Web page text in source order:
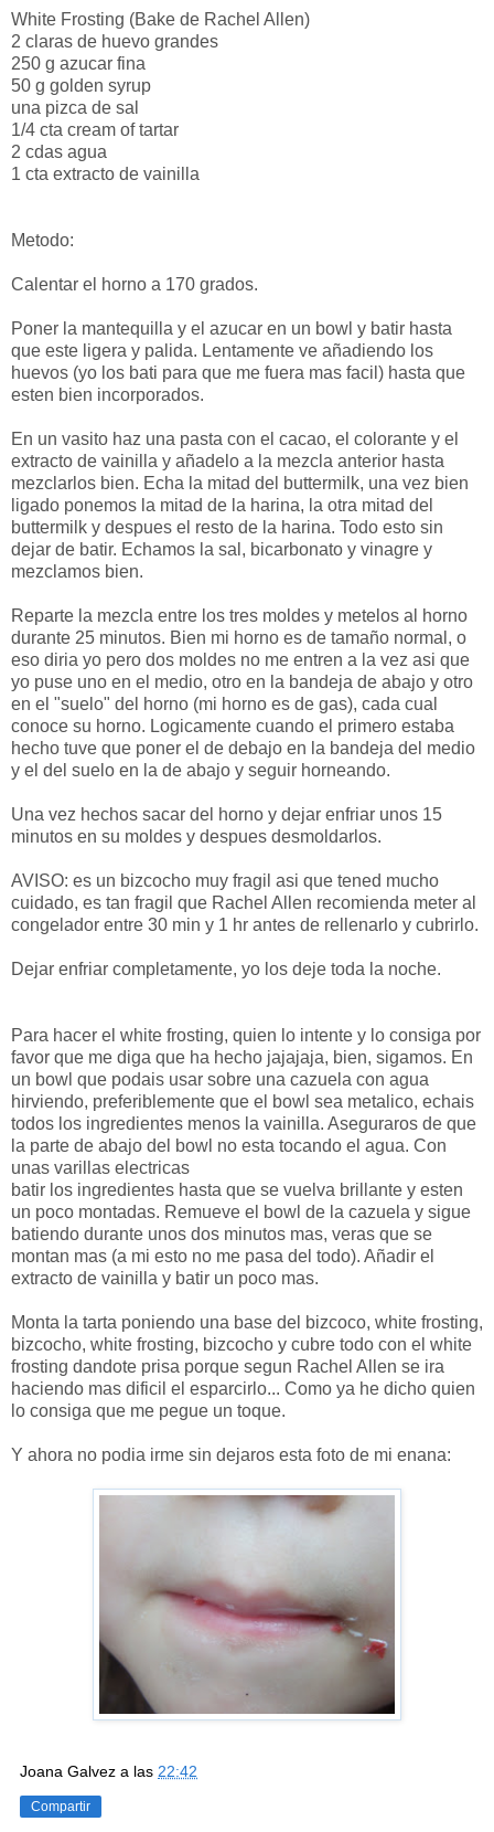
White Frosting (Bake de Rachel Allen)
2 claras de huevo grandes
250 g azucar fina
50 g golden syrup
una pizca de sal
1/4 cta cream of tartar
2 cdas agua
1 cta extracto de vainilla
Metodo:
Calentar el horno a 170 grados.
Poner la mantequilla y el azucar en un bowl y batir hasta
que este ligera y palida. Lentamente ve añadiendo los
huevos (yo los bati para que me fuera mas facil) hasta que
esten bien incorporados.
En un vasito haz una pasta con el cacao, el colorante y el
extracto de vainilla y añadelo a la mezcla anterior hasta
mezclarlos bien. Echa la mitad del buttermilk, una vez bien
ligado ponemos la mitad de la harina, la otra mitad del
buttermilk y despues el resto de la harina. Todo esto sin
dejar de batir. Echamos la sal, bicarbonato y vinagre y
mezclamos bien.
Reparte la mezcla entre los tres moldes y metelos al horno
durante 25 minutos. Bien mi horno es de tamaño normal, o
eso diria yo pero dos moldes no me entren a la vez asi que
yo puse uno en el medio, otro en la bandeja de abajo y otro
en el "suelo" del horno (mi horno es de gas), cada cual
conoce su horno. Logicamente cuando el primero estaba
hecho tuve que poner el de debajo en la bandeja del medio
y el del suelo en la de abajo y seguir horneando.
Una vez hechos sacar del horno y dejar enfriar unos 15
minutos en su moldes y despues desmoldarlos.
AVISO: es un bizcocho muy fragil asi que tened mucho
cuidado, es tan fragil que Rachel Allen recomienda meter al
congelador entre 30 min y 1 hr antes de rellenarlo y cubrirlo.
Dejar enfriar completamente, yo los deje toda la noche.
Para hacer el white frosting, quien lo intente y lo consiga por
favor que me diga que ha hecho jajajaja, bien, sigamos. En
un bowl que podais usar sobre una cazuela con agua
hirviendo, preferiblemente que el bowl sea metalico, echais
todos los ingredientes menos la vainilla. Aseguraros de que
la parte de abajo del bowl no esta tocando el agua. Con
unas varillas electricas
batir los ingredientes hasta que se vuelva brillante y esten
un poco montadas. Remueve el bowl de la cazuela y sigue
batiendo durante unos dos minutos mas, veras que se
montan mas (a mi esto no me pasa del todo). Añadir el
extracto de vainilla y batir un poco mas.
Monta la tarta poniendo una base del bizcoco, white frosting,
bizcocho, white frosting, bizcocho y cubre todo con el white
frosting dandote prisa porque segun Rachel Allen se ira
haciendo mas dificil el esparcirlo... Como ya he dicho quien
lo consiga que me pegue un toque.
Y ahora no podia irme sin dejaros esta foto de mi enana:
Joana Galvez a las 22:42
Compartir